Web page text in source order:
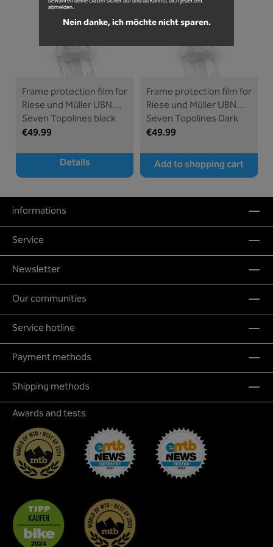
Frame protection film for
Riese und Müller UBN
Seven Topolines black
glossy
€49.99
Details
Frame protection film for
Riese und Müller UBN
Seven Topolines Dark
Rose matt
€49.99
Add to shopping cart
informations
Service
Newsletter
Our communities
Service hotline
Payment methods
Shipping methods
Awards and tests
abmelden.
Nein danke, ich möchte nicht sparen.